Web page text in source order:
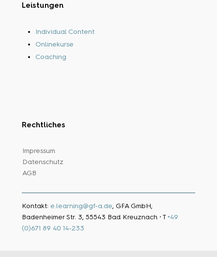
Leistungen
Individual Content
Onlinekurse
Coaching
Rechtliches
Impressum
Datenschutz
AGB
Kontakt: e.learning@gf-a.de, GFA GmbH,
Badenheimer Str. 3, 55543 Bad Kreuznach ⋅ T+49
(0)671 89 40 14-233